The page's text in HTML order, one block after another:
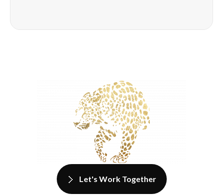
Let's Work Together